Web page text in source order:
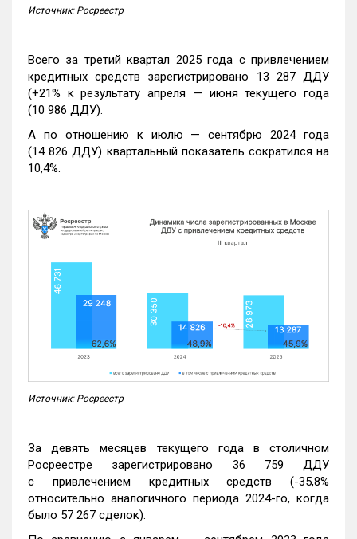
Источник: Росреестр
Всего за третий квартал 2025 года с привлечением
кредитных средств зарегистрировано 13 287 ДДУ
(+21% к результату апреля — июня текущего года
(10 986 ДДУ).
А по отношению к июлю — сентябрю 2024 года
(14 826 ДДУ) квартальный показатель сократился на
10,4%.
Источник: Росреестр
За девять месяцев текущего года в столичном
Росреестре зарегистрировано 36 759 ДДУ
с привлечением кредитных средств (-35,8%
относительно аналогичного периода 2024-го, когда
было 57 267 сделок).